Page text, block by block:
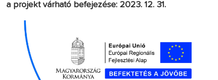
a projekt várható befejezése: 2023. 12. 31.